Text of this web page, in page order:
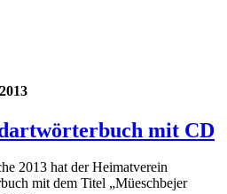
mit CD
2013 hat der Heimatverein
mit dem Titel „Müeschbejer